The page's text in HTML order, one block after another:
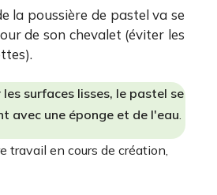
la poussière de pastel va se
de son chevalet (éviter les
surfaces lisses, le pastel se
avec une éponge et de l'eau
travail en cours de création,